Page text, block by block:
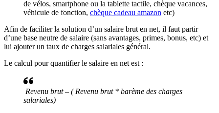
de vélos, smartphone ou la tablette tactile, chèque vacances,
véhicule de fonction, chèque cadeau amazon etc)
Afin de faciliter la solution d’un salaire brut en net, il faut partir
d’une base neutre de salaire (sans avantages, primes, bonus, etc) et
lui ajouter un taux de charges salariales général.
Le calcul pour quantifier le salaire en net est :
Revenu brut – ( Revenu brut * barème des charges
salariales)